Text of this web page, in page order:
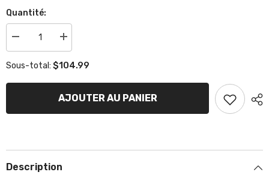
Quantité:
Réduire
la
de
Essence
4
Augmenter
la
de
Essence
KR1-
2-
4
Sous-total: $104.99
AJOUTER AU PANIER
Description